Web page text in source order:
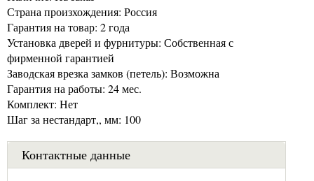
Страна произхождения: Россия
Гарантия на товар: 2 года
Установка дверей и фурнитуры: Собственная с
фирменной гарантией
Заводская врезка замков (петель): Возможна
Гарантия на работы: 24 мес.
Комплект: Нет
Шаг за нестандарт,, мм: 100
Контактные данные